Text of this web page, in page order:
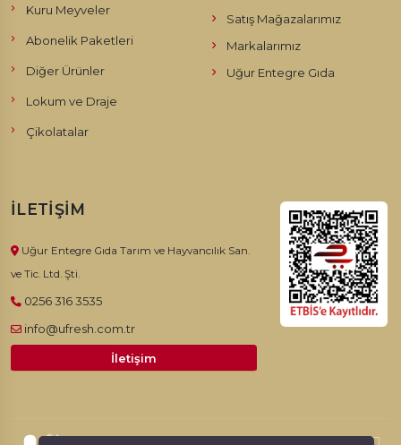
Kuru Meyveler
Abonelik Paketleri
Diğer Ürünler
Lokum ve Draje
Çikolatalar
Satış Mağazalarımız
Markalarımız
Uğur Entegre Gıda
İLETIŞIM
Uğur Entegre Gıda Tarım ve Hayvancılık San.
ve Tic. Ltd. Şti.
0256 316 3535
info@ufresh.com.tr
İletişim